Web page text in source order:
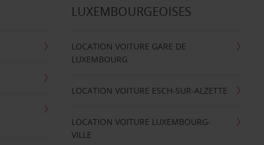
LUXEMBOURGEOISES
LOCATION VOITURE GARE DE
LUXEMBOURG
LOCATION VOITURE ESCH-SUR-ALZETTE
LOCATION VOITURE LUXEMBOURG-
VILLE